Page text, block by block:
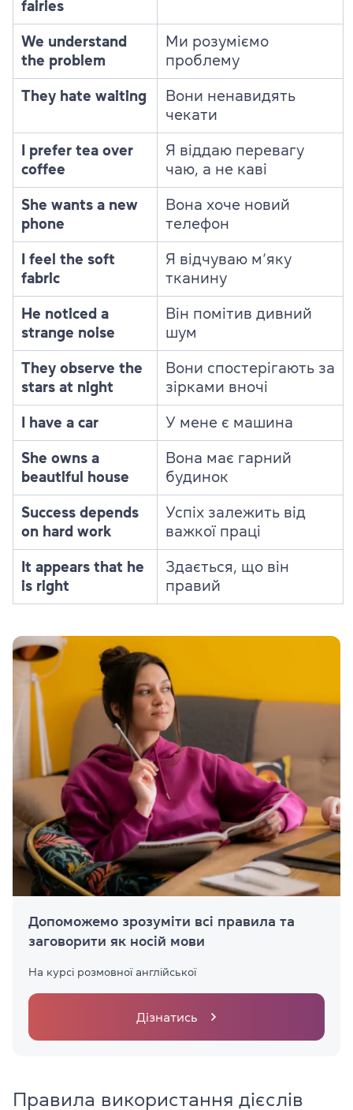
fairies
We understand
the problem
Ми розуміємо
проблему
They hate waiting
Вони ненавидять
чекати
I prefer tea over
coffee
Я віддаю перевагу
чаю, а не каві
She wants a new
phone
Вона хоче новий
телефон
I feel the soft
fabric
Я відчуваю м’яку
тканину
He noticed a
strange noise
Він помітив дивний
шум
They observe the
stars at night
Вони спостерігають за
зірками вночі
I have a car У мене є машина
She owns a
beautiful house
Вона має гарний
будинок
Success depends
on hard work
Успіх залежить від
важкої праці
It appears that he
is right
Здається, що він
правий
Допоможемо зрозуміти всі правила та
заговорити як носій мови
На курсі розмовної англійської
Дізнатись
Правила використання дієслів